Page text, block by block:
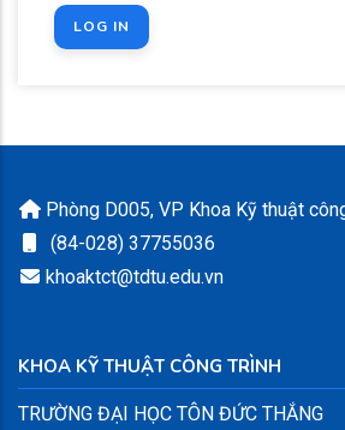
Phòng D005, VP Khoa Kỹ thuật
(84-028) 37755036
khoaktct@tdtu.edu.vn
KHOA KỸ THUẬT CÔNG TRÌNH
TRƯỜNG ĐẠI HỌC TÔN ĐỨC THẮNG